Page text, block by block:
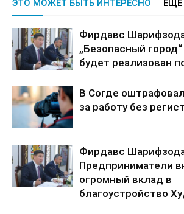
ЭТО МОЖЕТ БЫТЬ ИНТЕРЕСНО
Фирдавс
„Безопасный
будет реализован
В Согде
за работу без
Фирдавс
Предприниматели
огромный вклад в
благоустройство